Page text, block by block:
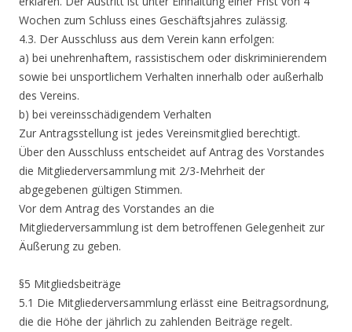
Wochen zum Schluss eines Geschäftsjahres zulässig.
4.3. Der Ausschluss aus dem Verein kann erfolgen:
a) bei unehrenhaftem, rassistischem oder diskriminierendem
sowie bei unsportlichem Verhalten innerhalb oder außerhalb
des Vereins.
b) bei vereinsschädigendem Verhalten
Zur Antragsstellung ist jedes Vereinsmitglied berechtigt.
Über den Ausschluss entscheidet auf Antrag des Vorstandes
die Mitgliederversammlung mit 2/3-Mehrheit der
abgegebenen gültigen Stimmen.
Vor dem Antrag des Vorstandes an die
Mitgliederversammlung ist dem betroffenen Gelegenheit zur
Äußerung zu geben.
§5 Mitgliedsbeiträge
5.1 Die Mitgliederversammlung erlässt eine Beitragsordnung,
die die Höhe der jährlich zu zahlenden Beiträge regelt.